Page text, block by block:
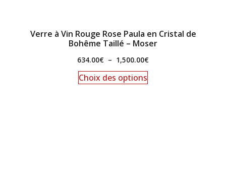
Verre à Vin Rouge Rose Paula en Cristal de
Bohême Taillé – Moser
634.00€ – 1,500.00€
Choix des options